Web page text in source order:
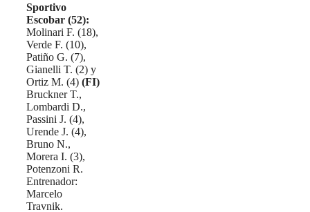
Sportivo
Escobar (52):
Molinari F. (18),
Verde F. (10),
Patiño G. (7),
Gianelli T. (2) y
Ortiz M. (4) (FI)
Bruckner T.,
Lombardi D.,
Passini J. (4),
Urende J. (4),
Bruno N.,
Morera I. (3),
Potenzoni R.
Entrenador:
Marcelo
Travnik.